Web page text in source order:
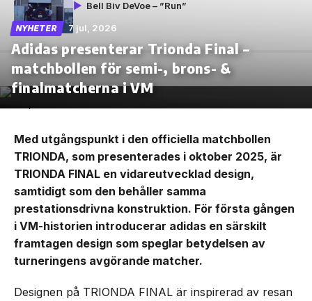
Bell Biv DeVoe – ”Run”
NYHETER 7 jul, 2026
Adidas presenterar Trionda Final –
matchbollen för semi-, brons- &
finalmatcherna i VM
Med utgångspunkt i den officiella matchbollen
TRIONDA, som presenterades i oktober 2025, är
TRIONDA FINAL en vidareutvecklad design,
samtidigt som den behåller samma
prestationsdrivna konstruktion. För första gången
i VM-historien introducerar adidas en särskilt
framtagen design som speglar betydelsen av
turneringens avgörande matcher.
Designen på TRIONDA FINAL är inspirerad av resan